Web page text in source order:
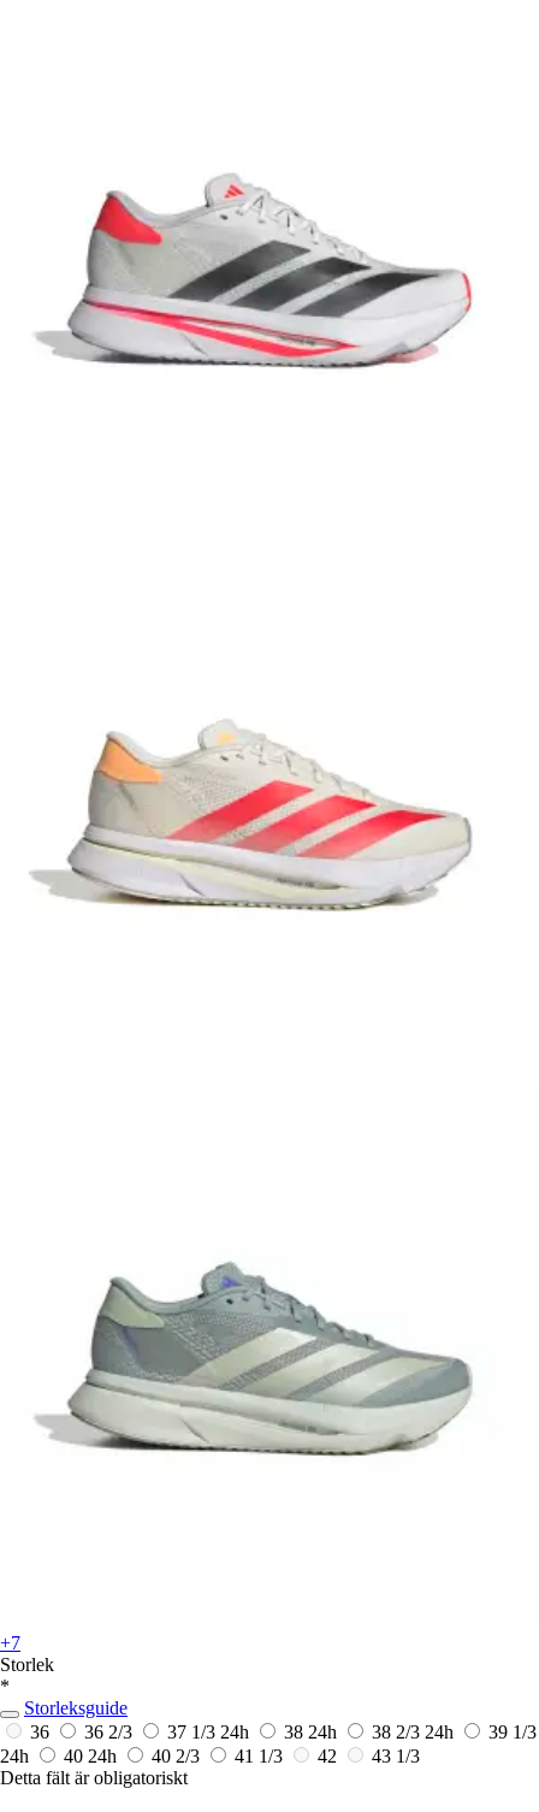
+7
Storlek
*
Storleksguide
36
36 2/3 37 1/3 24h 38 24h 38 2/3 24h
39 1/3
24h
40 24h 40 2/3 41 1/3 42
43 1/3
Detta fält är obligatoriskt